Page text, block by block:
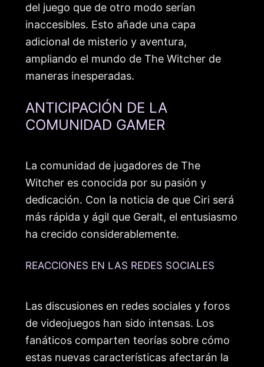
del juego que de otro modo serían
inaccesibles. Esto añade una capa
adicional de misterio y aventura,
ampliando el mundo de The Witcher de
maneras inesperadas.
ANTICIPACIÓN DE LA
COMUNIDAD GAMER
La comunidad de jugadores de The
Witcher es conocida por su pasión y
dedicación. Con la noticia de que Ciri será
más rápida y ágil que Geralt, el entusiasmo
ha crecido considerablemente.
REACCIONES EN LAS REDES SOCIALES
Las discusiones en redes sociales y foros
de videojuegos han sido intensas. Los
fanáticos comparten teorías sobre cómo
estas nuevas características afectarán la